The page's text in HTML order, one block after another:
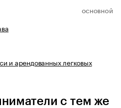
ОСНОВНОЙ
и арендованных легковых
с тем же